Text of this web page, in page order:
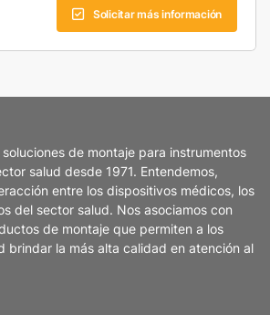
Solicitar más información
de montaje para instrumentos
salud desde 1971. Entendemos,
entre los dispositivos médicos, los
del sector salud. Nos asociamos con
de montaje que permiten a los
brindar la más alta calidad en atención al